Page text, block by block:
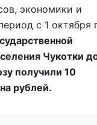
экономики и
с 1 октября
Чукотки
получили 10
рублей.